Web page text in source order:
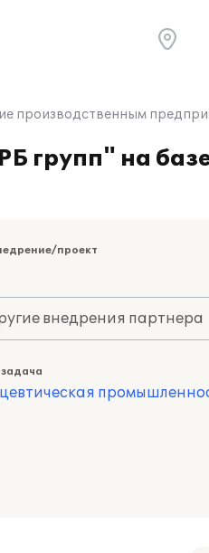
производственным
групп" на
проект
внедрения партнера